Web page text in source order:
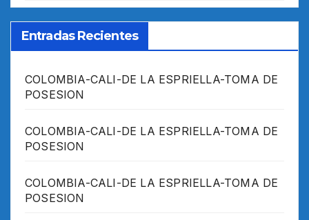
Entradas Recientes
COLOMBIA-CALI-DE LA ESPRIELLA-TOMA DE
POSESION
COLOMBIA-CALI-DE LA ESPRIELLA-TOMA DE
POSESION
COLOMBIA-CALI-DE LA ESPRIELLA-TOMA DE
POSESION